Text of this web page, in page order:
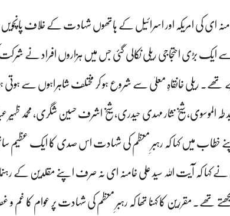
ای کی امریکہ اور اسرائیل کے ہاتھوں شہادت کے خلاف
سے ایک بڑی احتجاجی ریلی نکالی گئی جس میں ہزاروں افراد نے
تھے۔ ریلی خانقاہِ معلیٰ سے شروع ہو کر مختلف شاہراہوں سے ہوتی
طہ الموسوی، شیخ نثار مہدی حیدری، شیخ اشرف حسین شگری، محمد ظہیر
خطاب میں کہا کہ رہبرِ معظم کی شہادت اس صدی کا ایک عظیم
کہا کہ آیت اللہ سید علی خامنہ ای نہ صرف اپنے مقلدین کے
تھے۔ مقررین کا کہنا تھا کہ رہبرِ معظم کی شہادت پر عوام کا غم و